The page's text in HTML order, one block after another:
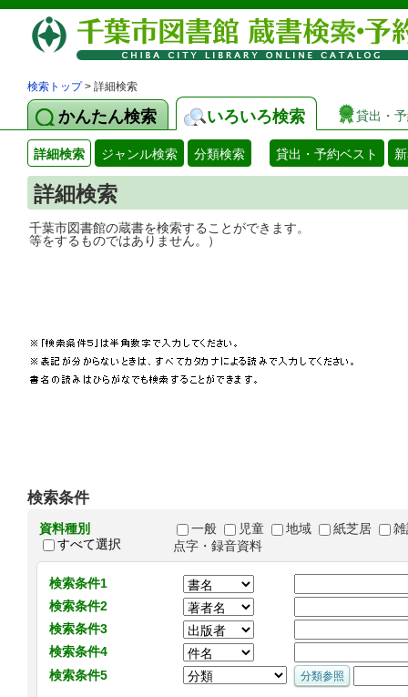
検索トップ> 詳細検索
かんたん検索 いろいろ検索 貸出・
詳細検索 ジャンル検索 分類検索 貸出・予約ベスト
詳細検索
千葉市図書館の蔵書を検索することがで
等をするものではありません。）
検索条件
資料種別
すべて選択
一般 児童 地域 紙芝居
点字・録音資料
検索条件1
検索条件2
検索条件3
検索条件4
検索条件5